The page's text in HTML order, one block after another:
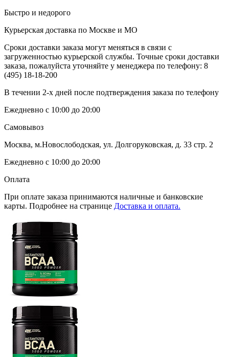
Быстро и недорого
Курьерская доставка по Москве и МО
Сроки доставки заказа могут меняться в связи с
загруженностью курьерской службы. Точные сроки доставки
заказа, пожалуйста уточняйте у менеджера по телефону: 8
(495) 18-18-200
В течении 2-х дней после подтверждения заказа по телефону
Ежедневно с 10:00 до 20:00
Самовывоз
Москва, м.Новослободская, ул. Долгоруковская, д. 33 стр. 2
Ежедневно с 10:00 до 20:00
Оплата
При оплате заказа принимаются наличные и банковские
карты. Подробнее на странице Доставка и оплата.